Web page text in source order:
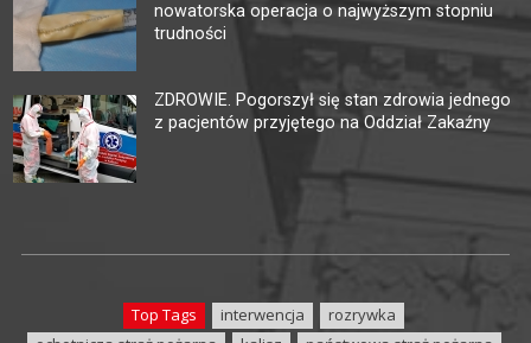
nowatorska operacja o najwyższym stopniu
trudności
ZDROWIE. Pogorszył się stan zdrowia jednego
z pacjentów przyjętego na Oddział Zakaźny
Top Tags interwencja
rozrywka